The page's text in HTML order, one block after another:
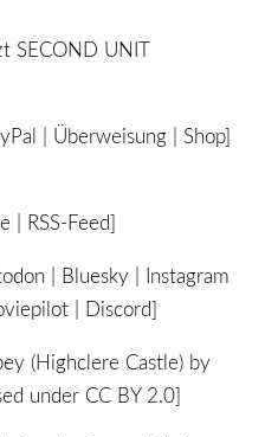
SECOND UNIT
| Überweisung | Shop]
| RSS-Feed]
| Bluesky | Instagram
| Discord]
(Highclere Castle) by
under CC BY 2.0]